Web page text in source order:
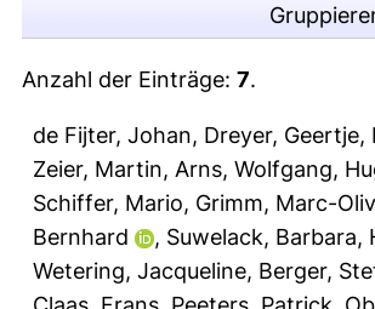
Anzahl der Einträge: 7.
de Fijter, Johan, Dreyer, Geertje,
Zeier, Martin, Arns, Wolfgang,
Schiffer, Mario, Grimm, Marc-
Bernhard
, Suwelack, Barbara,
Wetering, Jacqueline, Berger,